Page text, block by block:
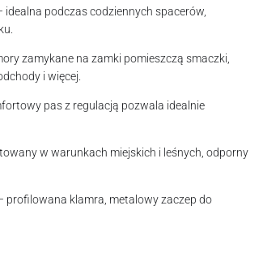
idealna podczas codziennych spacerów,
zamykane na zamki pomieszczą smaczki,
i więcej.
pas z regulacją pozwala idealnie
w warunkach miejskich i leśnych, odporny
profilowana klamra, metalowy zaczep do